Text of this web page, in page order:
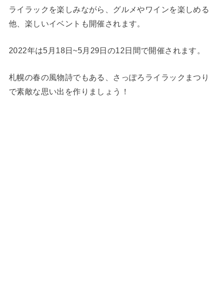
ライラックを楽しみながら、グルメやワインを楽しめる
他、楽しいイベントも開催されます。
2022年は5月18日~5月29日の12日間で開催されます。
札幌の春の風物詩でもある、さっぽろライラックまつり
で素敵な思い出を作りましょう！